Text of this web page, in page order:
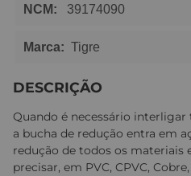
NCM: 39174090
Marca: Tigre
DESCRIÇÃO
Quando é necessário
a bucha de redução entra em
redução de todos os materiais
precisar, em PVC, CPVC,